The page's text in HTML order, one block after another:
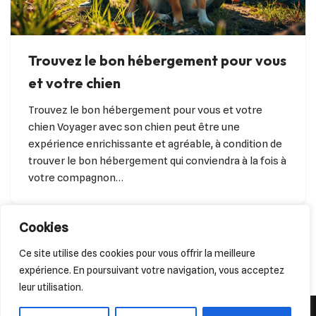
Cookies
Ce site utilise des cookies pour vous offrir la meilleure
expérience. En poursuivant votre navigation, vous acceptez
leur utilisation.
Trouvez le bon hébergement pour vous
et votre chien
Trouvez le bon hébergement pour vous et votre
chien Voyager avec son chien peut être une
expérience enrichissante et agréable, à condition de
trouver le bon hébergement qui conviendra à la fois à
votre compagnon…
© 2026 Chien Reporter - Tous droits réservés.